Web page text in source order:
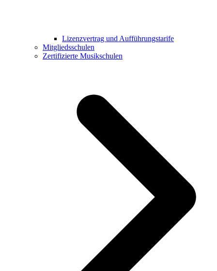
Lizenzvertrag und Aufführungstarife
Mitgliedsschulen
Zertifizierte Musikschulen